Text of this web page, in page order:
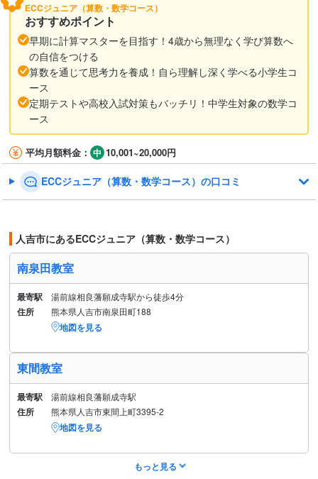
ECCジュニア（算数・数学コース）
おすすめポイント
早期に計算マスターを目指す！4歳から無理なく学び算数へ
の自信をつける
算数を通じて思考力を養成！自ら理解し深く学べる小学生コ
ース
定期テストや高校入試対策もバッチリ！中学生対象の数学コ
ース
平均月額料金： 10,001~20,000円
ECCジュニア（算数・数学コース）の口コミ
人吉市にあるECCジュニア（算数・数学コース）
南泉田教室
最寄駅 湯前線相良藩願成寺駅から徒歩4分
住所 熊本県人吉市南泉田町188
地図を見る
東間教室
最寄駅 湯前線相良藩願成寺駅
住所 熊本県人吉市東間上町3395-2
地図を見る
もっと見る